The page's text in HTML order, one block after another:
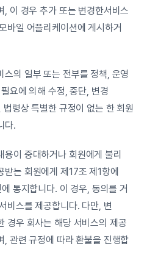
이 경우 추가 또는 변경한서비스
바일 어플리케이션에 게시하거
의 일부 또는 전부를 정책, 운영
요에 의해 수정, 중단, 변경
법령상 특별한 규정이 없는 한 회원
다.
이 중대하거나 회원에게 불리
받는 회원에게 제17조 제1항에
통지합니다. 이 경우, 동의를 거
비스를 제공합니다. 다만, 변
경우 회사는 해당 서비스의 제공
관련 규정에 따라 환불을 진행합